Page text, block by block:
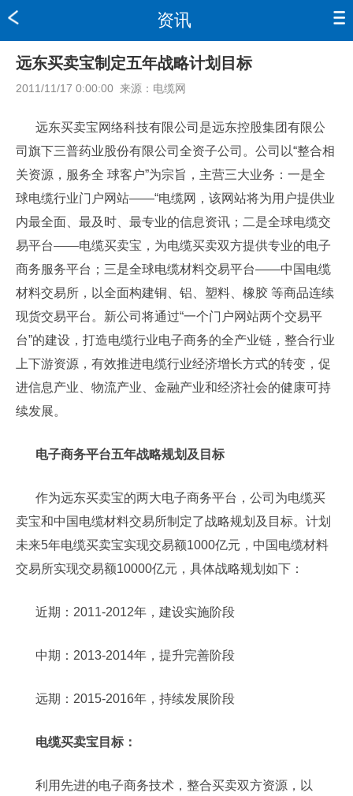
资讯
远东买卖宝制定五年战略计划目标
2011/11/17 0:00:00 来源： 电缆网
远东买卖宝网络科技有限公司是远东控股集团有限公
司旗下三普药业股份有限公司全资子公司。公司以“整合相
关资源，服务全 球客户”为宗旨，主营三大业务：一是全
球电缆行业门户网站——“电缆网，该网站将为用户提供业
内最全面、最及时、最专业的信息资讯；二是全球电缆交
易平台——电缆买卖宝，为电缆买卖双方提供专业的电子
商务服务平台；三是全球电缆材料交易平台——中国电缆
材料交易所，以全面构建铜、铝、塑料、橡胶 等商品连续
现货交易平台。新公司将通过“一个门户网站两个交易平
台”的建设，打造电缆行业电子商务的全产业链，整合行业
上下游资源，有效推进电缆行业经济增长方式的转变，促
进信息产业、物流产业、金融产业和经济社会的健康可持
续发展。
电子商务平台五年战略规划及目标
作为远东买卖宝的两大电子商务平台，公司为电缆买
卖宝和中国电缆材料交易所制定了战略规划及目标。计划
未来5年电缆买卖宝实现交易额1000亿元，中国电缆材料
交易所实现交易额10000亿元，具体战略规划如下：
近期：2011-2012年，建设实施阶段
中期：2013-2014年，提升完善阶段
远期：2015-2016年，持续发展阶段
电缆买卖宝目标：
利用先进的电子商务技术，整合买卖双方资源，以